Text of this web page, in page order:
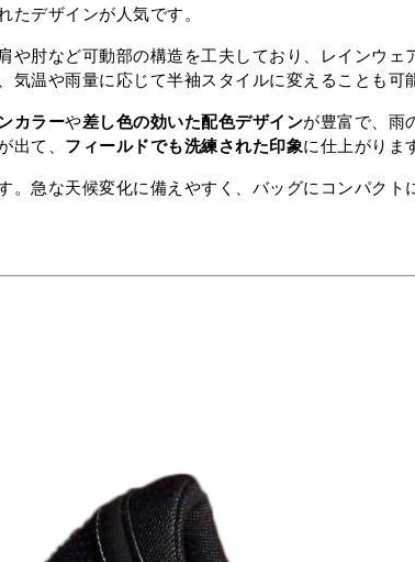
たデザインが人気です。
や肘など可動部の構造を工夫しており、レインウ
温や雨量に応じて半袖スタイルに変えることも可
カラーや差し色の効いた配色デザインが豊富で、雨
出て、 フィールドでも洗練された印象に仕上がりま
。急な天候変化に備えやすく、バッグにコンパク